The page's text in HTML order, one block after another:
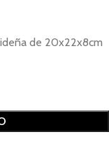
de 20x22x8cm